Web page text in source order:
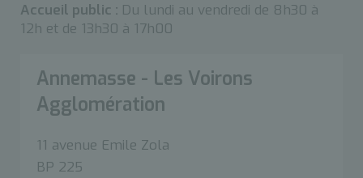
Accueil public : Du lundi au vendredi de 8h30 à
12h et de 13h30 à 17h00
Annemasse - Les Voirons
Agglomération
11 avenue Emile Zola
BP 225